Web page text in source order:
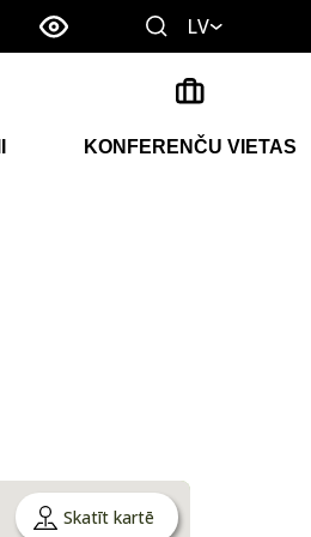
LV
KONFERENČU VIETAS
Skatīt kartē